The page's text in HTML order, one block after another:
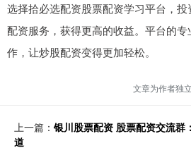
选择拾必选配资股票配资学习平台，
配资服务，获得更高的收益。平台的
作，让炒股配资变得更加轻松。
文章为作者独
上一篇： 银川股票配资 股票配资交流群
道